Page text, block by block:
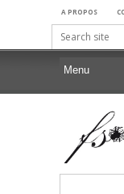
A PROPOS